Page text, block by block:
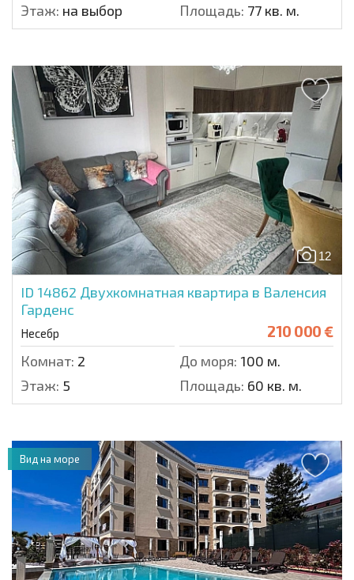
Этаж: на выбор Площадь: 77 кв. м.
12
ID 14862 Двухкомнатная квартира в Валенсия
Гарденс
Несебр 210 000 €
Комнат: 2 До моря: 100 м.
Этаж: 5 Площадь: 60 кв. м.
Вид на море